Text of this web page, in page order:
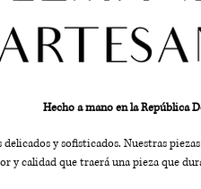
Hecho a mano en la República
y sofisticados. Nuestras
y calidad que traerá una pieza que